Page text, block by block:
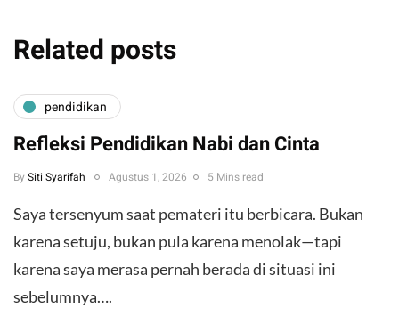
Related posts
pendidikan
Refleksi Pendidikan Nabi dan Cinta
By Siti Syarifah Agustus 1, 2026 5 Mins read
​Saya tersenyum saat pemateri itu berbicara. Bukan
karena setuju, bukan pula karena menolak—tapi
karena saya merasa pernah berada di situasi ini
sebelumnya….